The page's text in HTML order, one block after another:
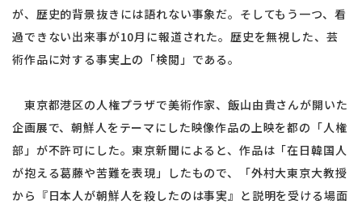
が、歴史的背景抜きには語れない事象だ。そしてもう一つ、看
過できない出来事が10月に報道された。歴史を無視した、芸
術作品に対する事実上の「検閲」である。
東京都港区の人権プラザで美術作家、飯山由貴さんが開いた
企画展で、朝鮮人をテーマにした映像作品の上映を都の「人権
部」が不許可にした。東京新聞によると、作品は「在日韓国人
が抱える葛藤や苦難を表現」したもので、「外村大東京大教授
から『日本人が朝鮮人を殺したのは事実』と説明を受ける場面